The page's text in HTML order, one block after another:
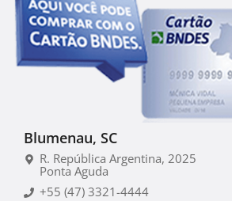
Blumenau, SC
R. República Argentina, 2025
Ponta Aguda
+55 (47) 3321-4444